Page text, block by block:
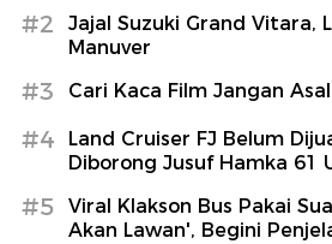
#2
Jajal Suzuki Grand Vitara,
Manuver
#3 Cari Kaca Film Jangan Asal
#4
Land Cruiser FJ Belum
Diborong Jusuf Hamka 61
#5
Viral Klakson Bus Pakai
Akan Lawan', Begini